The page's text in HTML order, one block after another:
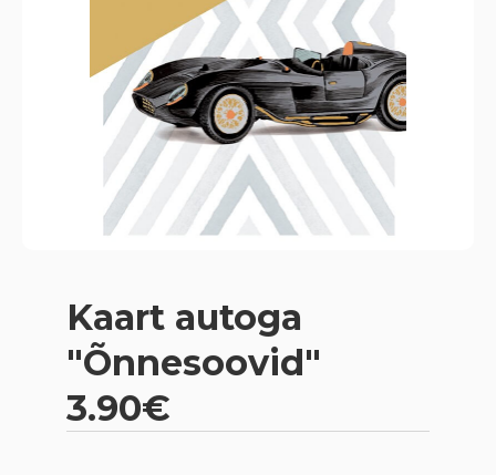
Kaart autoga
"Õnnesoovid"
3.90€